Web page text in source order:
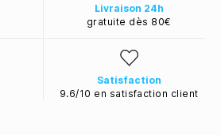
Livraison 24h
gratuite dès 80€
Satisfaction
9.6/10 en satisfaction client